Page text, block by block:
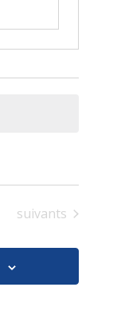
Évènements
suivants